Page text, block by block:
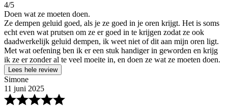
4/5
Doen wat ze moeten doen.
Ze dempen geluid goed, als je ze goed in je oren krijgt. Het is soms
echt even wat prutsen om ze er goed in te krijgen zodat ze ook
daadwerkelijk geluid dempen, ik weet niet of dit aan mijn oren ligt.
Met wat oefening ben ik er een stuk handiger in geworden en krijg
ik ze er zonder al te veel moeite in, en doen ze wat ze moeten doen.
Lees hele review
Simone
11 juni 2025